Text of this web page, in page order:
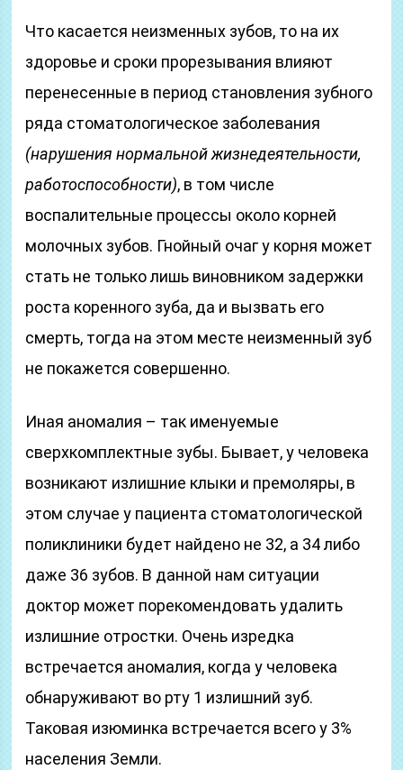
Что касается неизменных зубов, то на их
здоровье и сроки прорезывания влияют
перенесенные в период становления зубного
ряда стоматологическое заболевания
(нарушения нормальной жизнедеятельности,
работоспособности), в том числе
воспалительные процессы около корней
молочных зубов. Гнойный очаг у корня может
стать не только лишь виновником задержки
роста коренного зуба, да и вызвать его
смерть, тогда на этом месте неизменный зуб
не покажется совершенно.
Иная аномалия – так именуемые
сверхкомплектные зубы. Бывает, у человека
возникают излишние клыки и премоляры, в
этом случае у пациента стоматологической
поликлиники будет найдено не 32, а 34 либо
даже 36 зубов. В данной нам ситуации
доктор может порекомендовать удалить
излишние отростки. Очень изредка
встречается аномалия, когда у человека
обнаруживают во рту 1 излишний зуб.
Таковая изюминка встречается всего у 3%
населения Земли.